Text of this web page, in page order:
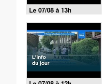
Le 07/08 à 13h